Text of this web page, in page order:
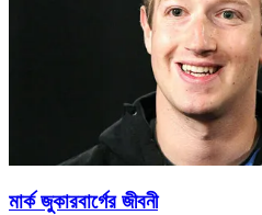
মার্ক জুকারবার্গের জীবনী